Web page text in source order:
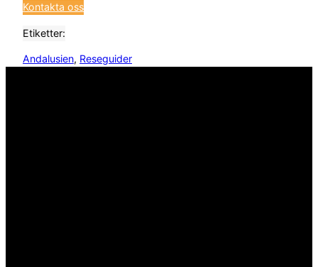
Kontakta oss
Etiketter:
Andalusien, Reseguider